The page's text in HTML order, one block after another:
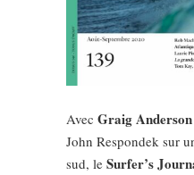
Avec Graig Anderson
John Respondek sur
sud, le Surfer’s